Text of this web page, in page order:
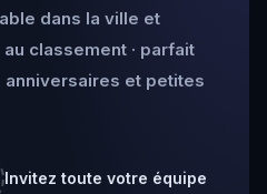
dans la ville et
classement · parfait
et petites
Invitez toute votre équipe